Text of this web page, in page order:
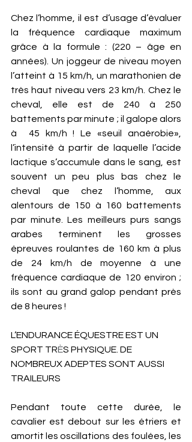
Chez l’homme, il est d’usage d’évaluer
la fréquence cardiaque maximum
grâce à la formule : (220 – âge en
années). Un joggeur de niveau moyen
l’atteint à 15 km/h, un marathonien de
très haut niveau vers 23 km/h. Chez le
cheval, elle est de 240 à 250
battements par minute ; il galope alors
à  45 km/h ! Le «seuil anaérobie»,
l’intensité à partir de laquelle l’acide
lactique s’accumule dans le sang, est
souvent un peu plus bas chez le
cheval que chez l’homme, aux
alentours de 150 à 160 battements
par minute. Les meilleurs purs sangs
arabes terminent les grosses
épreuves roulantes de 160 km à plus
de 24 km/h de moyenne à une
fréquence cardiaque de 120 environ ;
ils sont au grand galop pendant près
de 8 heures !
L’ENDURANCE ÉQUESTRE EST UN
SPORT TRÈS PHYSIQUE. DE
NOMBREUX ADEPTES SONT AUSSI
TRAILEURS
Pendant toute cette durée, le
cavalier est debout sur les étriers et
amortit les oscillations des foulées, les